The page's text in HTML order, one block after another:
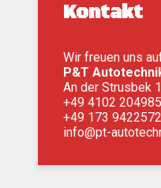
Kontakt
Wir freuen uns
P&T
An der Strusbek
+49 4102
+49 173 9422572
info@pt-